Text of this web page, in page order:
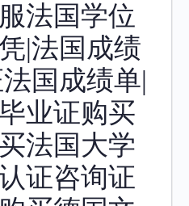
法国学位
|法国成绩
国成绩单|
业证购买
法国大学
证咨询证